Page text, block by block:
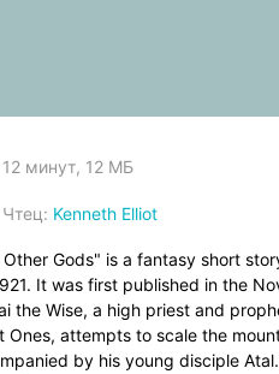
12 минут, 12 МБ
Чтец: Kenneth Elliot
Other Gods" is a fantasy short
It was first published in the
the Wise, a high priest and
Ones, attempts to scale the
by his young disciple